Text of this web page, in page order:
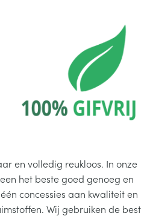
Submenu
uitvouwen
en volledig reukloos. In onze
het beste goed genoeg en
concessies aan kwaliteit en
Wij gebruiken de best